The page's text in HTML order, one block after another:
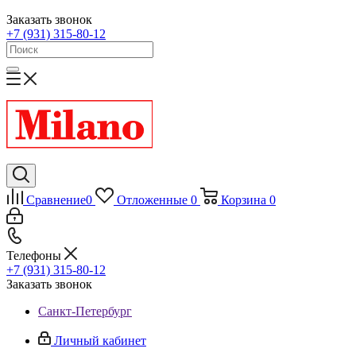
Заказать звонок
+7 (931) 315-80-12
Сравнение0 Отложенные 0 Корзина 0
Телефоны
+7 (931) 315-80-12
Заказать звонок
Санкт-Петербург
Личный кабинет